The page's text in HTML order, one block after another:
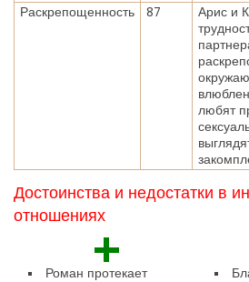
Раскрепощенность
87
Арис и
любят
Достоинства и недостатки в
отношениях
+
Роман протекает